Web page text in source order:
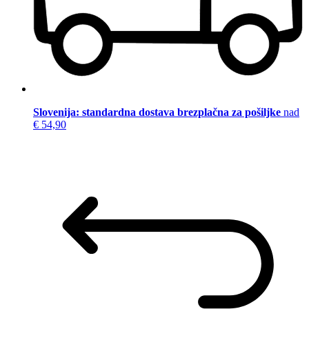
Slovenija: standardna dostava brezplačna za pošiljke nad
€ 54,90